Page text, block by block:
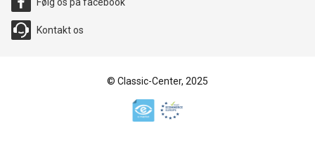
Kontakt os
© Classic-Center, 2025